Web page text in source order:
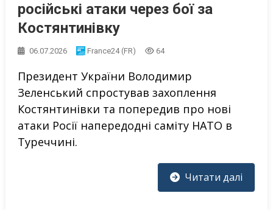
російські атаки через бої за
Костянтинівку
06.07.2026 France24 (FR) 64
Президент України Володимир
Зеленський спростував захоплення
Костянтинівки та попередив про нові
атаки Росії напередодні саміту НАТО в
Туреччині.
Читати далі